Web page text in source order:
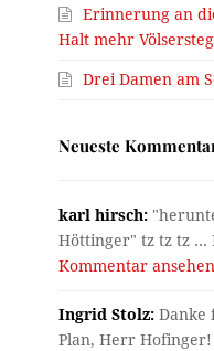
Erinnerung an
Halt mehr
Drei Damen am
Neueste
karl hirsch:
Höttinger" tz tz tz ...
Kommentar
Ingrid Stolz: Danke
Plan, Herr Hofinger!